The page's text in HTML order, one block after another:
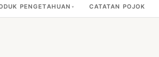
PENGETAHUAN CATATAN POJOK